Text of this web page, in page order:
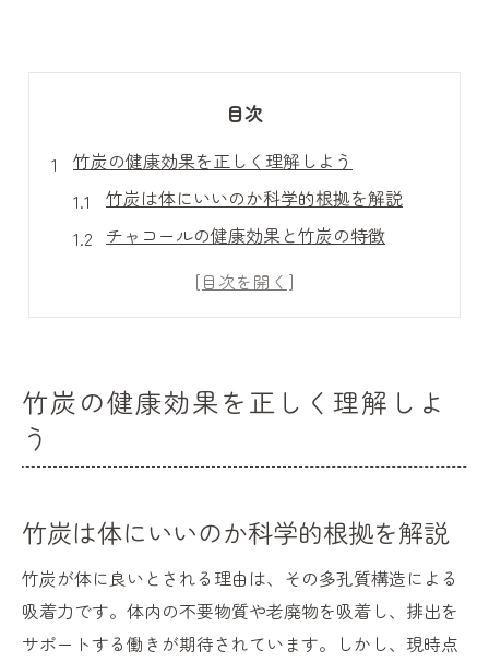
目次
竹炭の健康効果を正しく理解しよう
竹炭は体にいいのか科学的根拠を解説
チャコールの健康効果と竹炭の特徴
竹炭パウダーは効果なし？真相を考察
竹炭の半永久的な働きについての真実
体調管理に役立つ竹炭活用法まとめ
竹炭活用で腸内環境を整える秘訣
竹炭で便秘解消を目指す方法とは
デトックスに竹炭が注目される理由
竹炭の体調管理への実際の体験談
竹炭の健康効果を正しく理解しよ
う
竹炭は体にいいのか科学的根拠を解説
竹炭が体に良いとされる理由は、その多孔質構造による
吸着力です。体内の不要物質や老廃物を吸着し、排出を
サポートする働きが期待されています。しかし、現時点